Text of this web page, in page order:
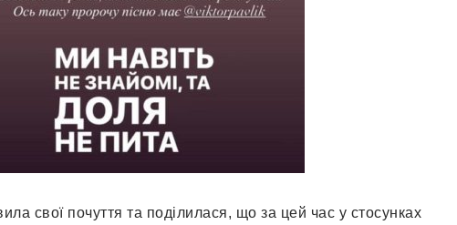
свої почуття та поділилася, що за цей час у стосунках